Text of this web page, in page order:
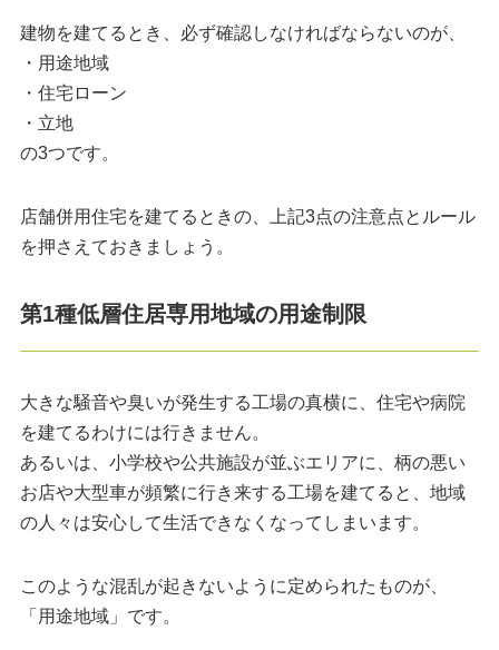
建物を建てるとき、必ず確認しなければならないのが、
・用途地域
・住宅ローン
・立地
の3つです。
店舗併用住宅を建てるときの、上記3点の注意点とルール
を押さえておきましょう。
第1種低層住居専用地域の用途制限
大きな騒音や臭いが発生する工場の真横に、住宅や病院
を建てるわけには行きません。
あるいは、小学校や公共施設が並ぶエリアに、柄の悪い
お店や大型車が頻繁に行き来する工場を建てると、地域
の人々は安心して生活できなくなってしまいます。
このような混乱が起きないように定められたものが、
「用途地域」です。